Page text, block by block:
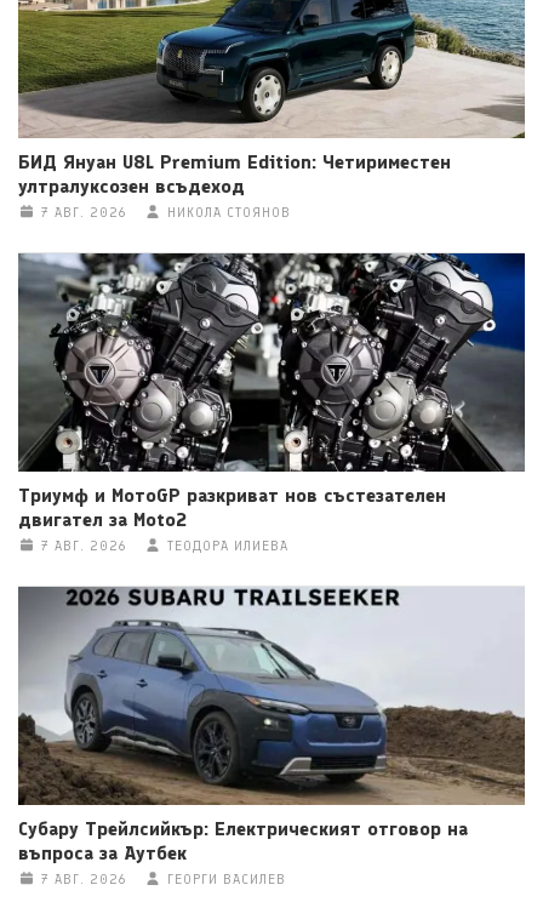
БИД Януан U8L Premium Edition: Четириместен
ултралуксозен всъдеход
7 АВГ. 2026 НИКОЛА СТОЯНОВ
Триумф и МотоGP разкриват нов състезателен
двигател за Moto2
7 АВГ. 2026 ТЕОДОРА ИЛИЕВА
Субару Трейлсийкър: Електрическият отговор на
въпроса за Аутбек
7 АВГ. 2026 ГЕОРГИ ВАСИЛЕВ